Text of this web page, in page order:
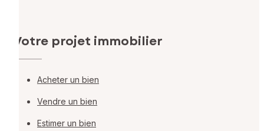
Votre projet immobilier
Acheter un bien
Vendre un bien
Estimer un bien